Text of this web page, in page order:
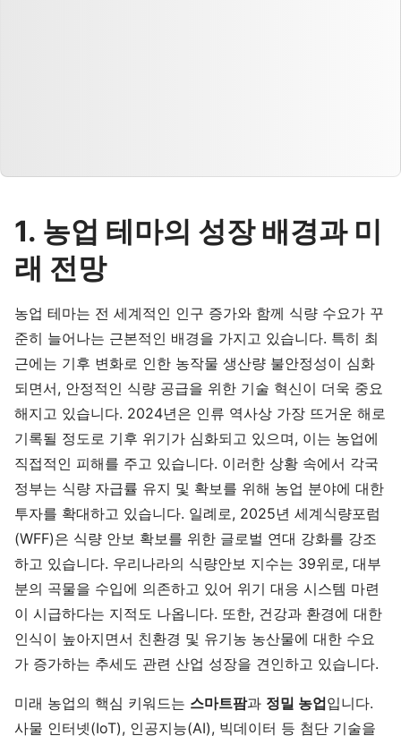
1. 농업 테마의 성장 배경과 미
래 전망
농업 테마는 전 세계적인 인구 증가와 함께 식량 수요가 꾸
준히 늘어나는 근본적인 배경을 가지고 있습니다. 특히 최
근에는 기후 변화로 인한 농작물 생산량 불안정성이 심화
되면서, 안정적인 식량 공급을 위한 기술 혁신이 더욱 중요
해지고 있습니다. 2024년은 인류 역사상 가장 뜨거운 해로
기록될 정도로 기후 위기가 심화되고 있으며, 이는 농업에
직접적인 피해를 주고 있습니다. 이러한 상황 속에서 각국
정부는 식량 자급률 유지 및 확보를 위해 농업 분야에 대한
투자를 확대하고 있습니다. 일례로, 2025년 세계식량포럼
(WFF)은 식량 안보 확보를 위한 글로벌 연대 강화를 강조
하고 있습니다. 우리나라의 식량안보 지수는 39위로, 대부
분의 곡물을 수입에 의존하고 있어 위기 대응 시스템 마련
이 시급하다는 지적도 나옵니다. 또한, 건강과 환경에 대한
인식이 높아지면서 친환경 및 유기농 농산물에 대한 수요
가 증가하는 추세도 관련 산업 성장을 견인하고 있습니다.
미래 농업의 핵심 키워드는 스마트팜과 정밀 농업입니다.
사물 인터넷(IoT), 인공지능(AI), 빅데이터 등 첨단 기술을